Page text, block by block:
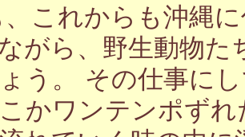
これからも沖縄
がら、野生動物
う。 その仕事に
かワンテンポず